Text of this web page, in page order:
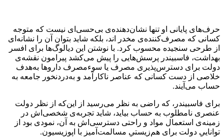
حرف‌های پایانی او تنها نشان‌دهنده‌ی بی‌حسی‌ای‌ نیست که متوجه
کسانی که مصرف‌کننده‌ی مخدر اند، بلکه شاید بتوان آن را نشانه‌ای
از طرحی سنجیده محسوب کرد. با نوشتن این دیالوگ‌ها برای افسر
بهداشت، فاسبیندر پرسش‌هایی را پیش می‌کشد پیرامون نقشه‌ی
دولت برای دسترس‌پذیری مصرف یا سوءمصرف داروها ‌به‌هدف
خلاصی از دست کسانی که عناصر ناکارآمد و به‌دردنخور جامعه به
حساب می‌‌آیند.
برای فاسبیندر، که راضی به نظر می‌رسید از این‌که از نظر دولت
عنصری نامطلوب به حساب بیاید، شاید تجربه‌ی شخصی‌اش در
زمینه‌ی استعمال مواد و راحتی دسترسی‌اش به آن، نمودی بود از
تواناییِ دولت برای هم‌زیستیِ مسالمت‌آمیز با اپوزیسیون.